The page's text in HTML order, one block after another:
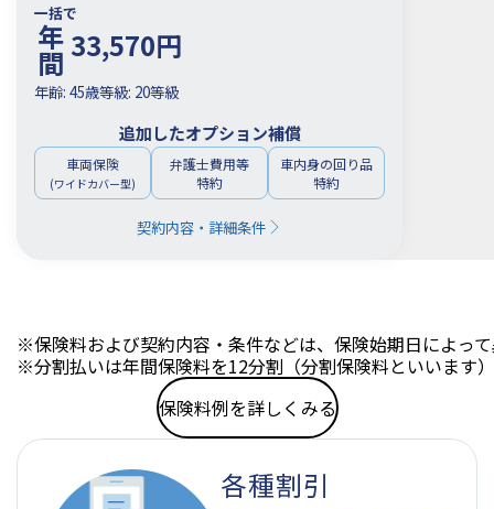
一括で
年間 33,570円
年齢: 45歳等級: 20等級
追加したオプション補償
車両保険
(ワイドカバー型)
弁護士費用等
特約
車内身の回り品
特約
契約内容・詳細条件
※保険料および契約内容・条件などは、保険始期日によっ
※分割払いは年間保険料を12分割（分割保険料といいます
保険料例を詳しくみる
各種割引